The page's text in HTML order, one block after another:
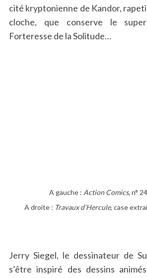
cité kryptonienne de Kandor,
cloche, que conserve le
Forteresse de la Solitude…
A gauche : Action Comics, n°
A droite : Travaux d’Hercule, case
Jerry Siegel, le dessinateur de
s’être inspiré des dessins